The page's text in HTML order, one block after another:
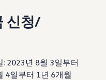
신청/
2023년 8월 3일부터
4일부터 1년 6개월